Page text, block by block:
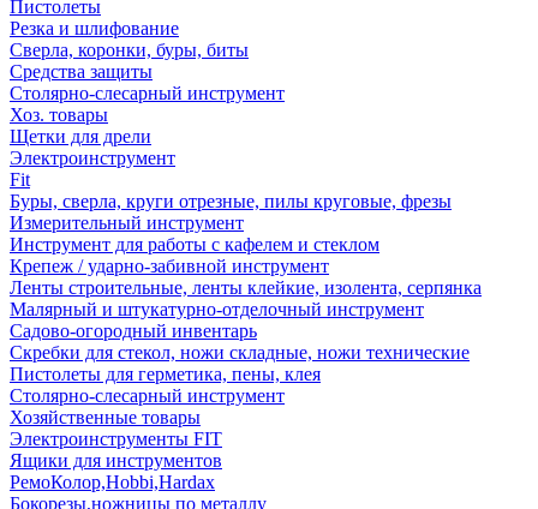
Пистолеты
Резка и шлифование
Сверла, коронки, буры, биты
Средства защиты
Столярно-слесарный инструмент
Хоз. товары
Щетки для дрели
Электроинструмент
Fit
Буры, сверла, круги отрезные, пилы круговые, фрезы
Измерительный инструмент
Инструмент для работы с кафелем и стеклом
Крепеж / ударно-забивной инструмент
Ленты строительные, ленты клейкие, изолента, серпянка
Малярный и штукатурно-отделочный инструмент
Садово-огородный инвентарь
Скребки для стекол, ножи складные, ножи технические
Пистолеты для герметика, пены, клея
Столярно-слесарный инструмент
Хозяйственные товары
Электроинструменты FIT
Ящики для инструментов
РемоКолор,Hobbi,Hardax
Бокорезы,ножницы по металлу